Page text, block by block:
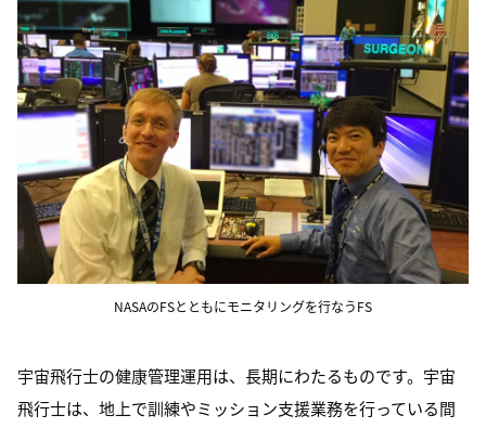
NASAのFSとともにモニタリングを行なうFS
宇宙飛行士の健康管理運用は、長期にわたるものです。宇宙
飛行士は、地上で訓練やミッション支援業務を行っている間